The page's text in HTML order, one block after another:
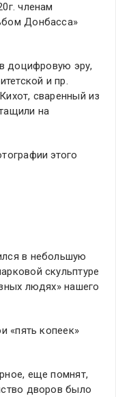
членам
Донбасса»
доцифровую эру,
и пр.
сваренный из
на
этого
в небольшую
скульптуре
людях» нашего
«пять копеек»
еще помнят,
дворов было